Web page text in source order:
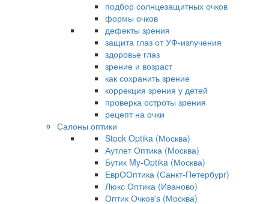
подбор солнцезащитных очков
формы очков
дефекты зрения
защита глаз от УФ-излучения
здоровье глаз
зрение и возраст
как сохранить зрение
коррекция зрения у детей
проверка остроты зрения
рецепт на очки
Салоны оптики
Stock Optika (Москва)
Аутлет Оптика (Москва)
Бутик My-Optika (Москва)
ЕврООптика (Санкт-Петербург)
Люкс Оптика (Иваново)
Оптик Очков's (Москва)